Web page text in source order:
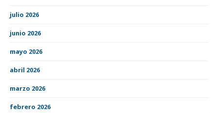
julio 2026
junio 2026
mayo 2026
abril 2026
marzo 2026
febrero 2026